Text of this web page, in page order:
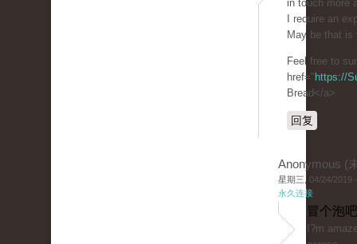
in touch more
I require an
May be that is
Feel free to
href=" https://
Bread</a>
回复
Anonymous (
星期三, 04/24/2019
永久连接
冒个泡
I?m